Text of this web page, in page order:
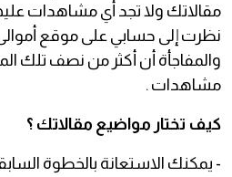
مقالاتك ولا تجد أي مشاهدات
نظرت إلى حسابي على موقع
والمفاجأة أن أكثر من نصف تلك
مشاهدات .
كيف تختار مواضيع مقالاتك ؟
- يمكنك الاستعانة بالخطوة